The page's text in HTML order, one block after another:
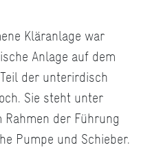
Kläranlage war
Anlage auf dem
der unterirdisch
Sie steht unter
der Führung
Pumpe und Schieber.